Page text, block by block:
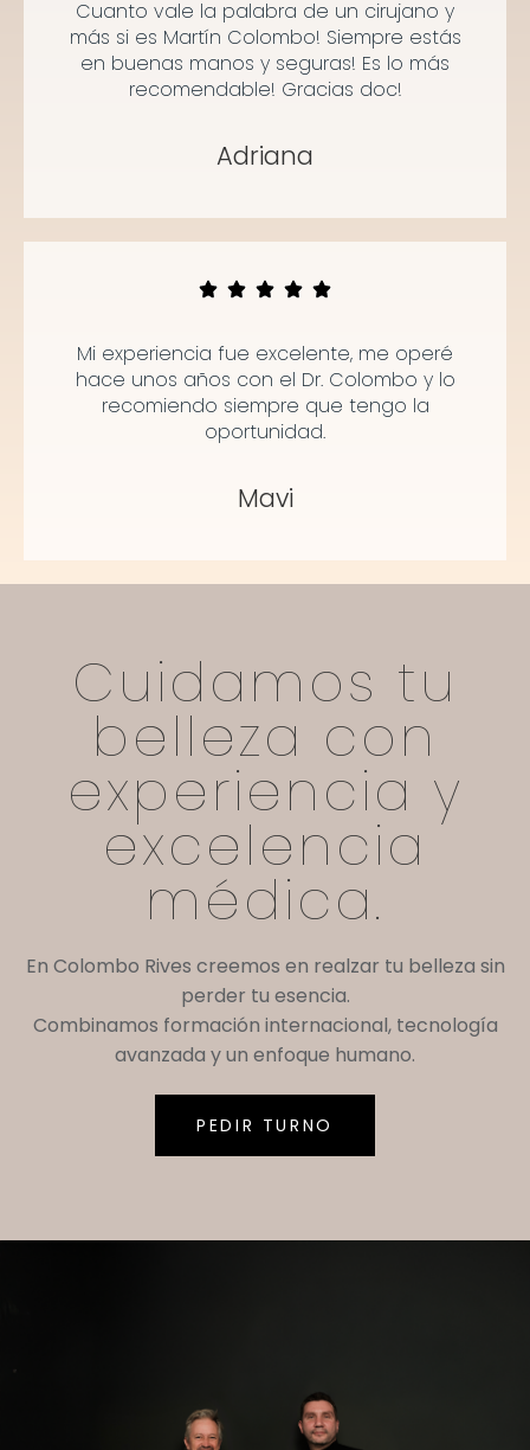
Cuanto vale la palabra de un cirujano y
más si es Martín Colombo! Siempre estás
en buenas manos y seguras! Es lo más
recomendable! Gracias doc!
Adriana
Mi experiencia fue excelente, me operé
hace unos años con el Dr. Colombo y lo
recomiendo siempre que tengo la
oportunidad.
Mavi
Cuidamos tu
belleza con
experiencia y
excelencia
médica.
En Colombo Rives creemos en realzar tu belleza sin
perder tu esencia.
Combinamos formación internacional, tecnología
avanzada y un enfoque humano.
PEDIR TURNO